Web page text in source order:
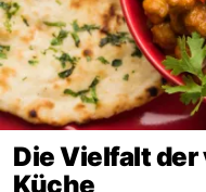
Die Vielfalt
Küche